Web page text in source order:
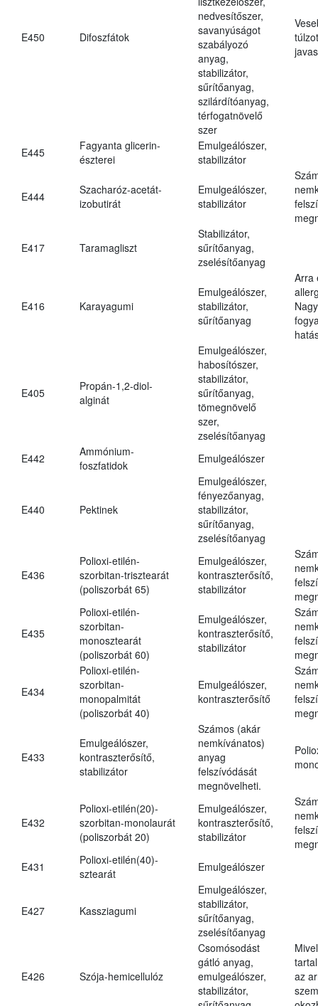
E450 Difoszfátok
nedvesítőszer,
savanyúságot
szabályozó
anyag,
stabilizátor,
sűrítőanyag,
szilárdítóanyag,
térfogatnövelő
szer
E445
Fagyanta glicerin-
észterei
Emulgeálószer,
stabilizátor
E444
Szacharóz-acetát-
izobutirát
Emulgeálószer,
stabilizátor
E417 Taramagliszt
Stabilizátor,
sűrítőanyag,
zselésítőanyag
E416 Karayagumi
Emulgeálószer,
stabilizátor,
sűrítőanyag
Arra
E405
Propán-1,2-diol-
alginát
Emulgeálószer,
habosítószer,
stabilizátor,
sűrítőanyag,
tömegnövelő
szer,
zselésítőanyag
E442
Ammónium-
foszfatidok
Emulgeálószer
E440 Pektinek
Emulgeálószer,
fényezőanyag,
stabilizátor,
sűrítőanyag,
zselésítőanyag
E436
Polioxi-etilén-
szorbitan-trisztearát
(poliszorbát 65)
Emulgeálószer,
kontraszterősítő,
stabilizátor
E435
Polioxi-etilén-
szorbitan-
monosztearát
(poliszorbát 60)
Emulgeálószer,
kontraszterősítő,
stabilizátor
E434
Polioxi-etilén-
szorbitan-
monopalmitát
(poliszorbát 40)
Emulgeálószer,
kontraszterősítő
E433
Emulgeálószer,
kontraszterősítő,
stabilizátor
Számos (akár
nemkívánatos)
anyag
felszívódását
megnövelheti.
E432
Polioxi-etilén(20)-
szorbitan-monolaurát
(poliszorbát 20)
Emulgeálószer,
kontraszterősítő,
stabilizátor
E431
Polioxi-etilén(40)-
sztearát
Emulgeálószer
E427 Kassziagumi
Emulgeálószer,
stabilizátor,
sűrítőanyag,
zselésítőanyag
E426 Szója-hemicellulóz
Csomósodást
gátló anyag,
emulgeálószer,
stabilizátor,
az